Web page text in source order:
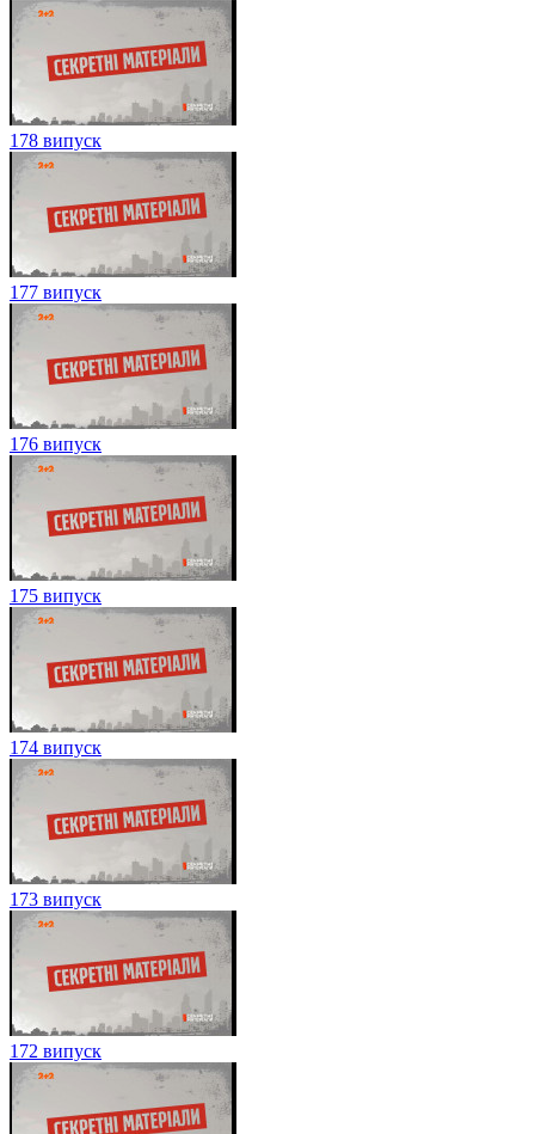
178 випуск
177 випуск
176 випуск
175 випуск
174 випуск
173 випуск
172 випуск